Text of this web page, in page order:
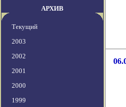
АРХИВ
Текущий
2003
2002
2001
2000
1999